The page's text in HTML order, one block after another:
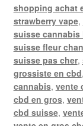
shopping achat
strawberry vape,
suisse cannabis
suisse fleur
suisse pas cher,
grossiste en cbd,
cannabis, vente
cbd en gros,
cbd suisse,